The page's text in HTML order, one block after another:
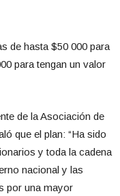
de hasta $50 000 para
para tengan un valor
de la Asociación de
que el plan: “Ha sido
y toda la cadena
nacional y las
por una mayor